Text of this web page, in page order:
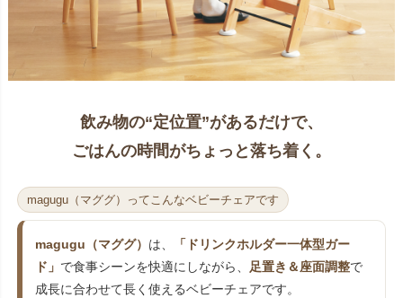
飲み物の“定位置”があるだけで、
ごはんの時間がちょっと落ち着く。
magugu（マググ）ってこんなベビーチェアです
magugu（マググ） は、
「ドリンクホルダー一体型ガー
ド」 で食事シーンを快適にしながら、 足置き＆座面調整で
成長に合わせて長く使えるベビーチェアです。